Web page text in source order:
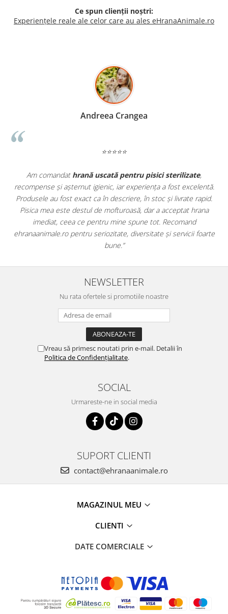
Ce spun clienții noștri:
Experiențele reale ale celor care au ales eHranaAnimale.ro
rapid.
hrana
foarte
Madalina Stancea
Apreciez foarte mult faptul că pe ehranaanimale.ro
doar hrană, ci și produse dinfarmacia veterinară
antiparazitare, suplimente și soluții de îngrijire. Este
comod să pot comanda tot ce am nevoie pentru animalul
dintr-un singur loc. Livrarea a fost rapidă, iar produsele au
originale și în termen. Magazin serios, bine organizat și
pentru orice stăpân de animale.
NEWSLETTER
Nu rata ofertele si promotiile noastre
Vreau să primesc noutati prin e-mail. Detalii în
Politica de Confidențialitate.
SOCIAL
Urmareste-ne in social media
SUPORT CLIENTI
contact@ehranaanimale.ro
MAGAZINUL MEU
CLIENTI
DATE COMERCIALE